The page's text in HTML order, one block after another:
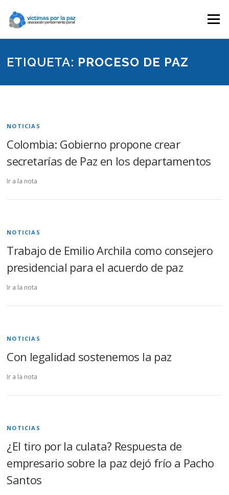
contenido
Menú
ETIQUETA: PROCESO DE PAZ
NOTICIAS
Colombia: Gobierno propone crear
secretarías de Paz en los departamentos
Ir a la nota
NOTICIAS
Trabajo de Emilio Archila como consejero
presidencial para el acuerdo de paz
Ir a la nota
NOTICIAS
Con legalidad sostenemos la paz
Ir a la nota
NOTICIAS
¿El tiro por la culata? Respuesta de
empresario sobre la paz dejó frío a Pacho
Santos